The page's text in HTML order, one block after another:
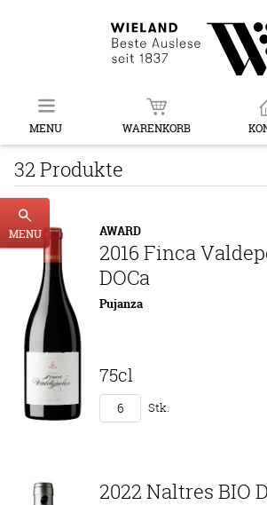
MENU WARENKORB
MENU
32 Produkte
AWARD
2016 Finca
DOCa
Pujanza
75cl
Stk.
2022 Naltres BIO